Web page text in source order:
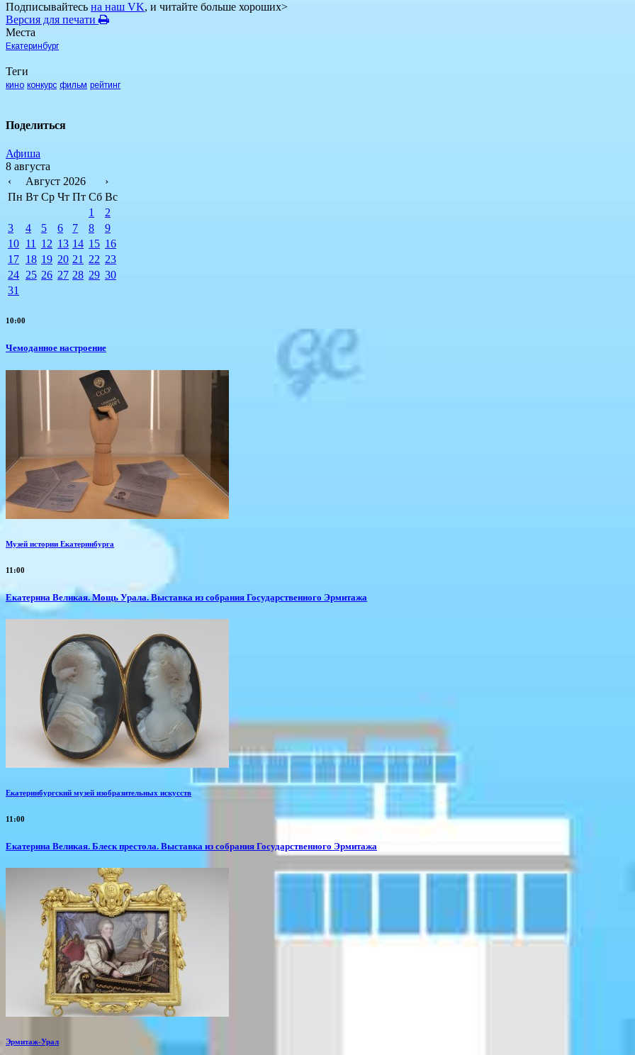
Подписывайтесь на наш VK, и читайте больше хороших>
Версия для печати
Места
Екатеринбург
Теги
кино конкурс фильм рейтинг
Поделиться
Афиша
8 августа
‹
Август 2026
›
Пн Вт Ср Чт Пт Сб Вс
1
2
3
4 5 6 7 8
9
10 11 12 13 14 15 16
17 18 19 20 21 22 23
24 25 26 27 28 29 30
31
10:00
Чемоданное настроение
Музей истории Екатеринбурга
11:00
​Екатерина Великая. Мощь Урала. Выставка из собрания Государственного Эрмитажа
Екатеринбургский музей изобразительных искусств
11:00
Екатерина Великая. Блеск престола. Выставка из собрания Государственного Эрмитажа
Эрмитаж-Урал